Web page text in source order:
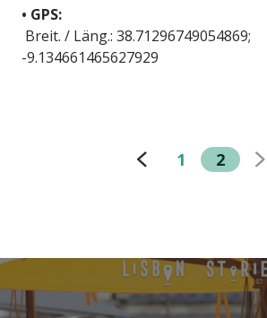
• GPS:
Breit. / Läng.: 38.71296749054869;
-9.134661465627929
1 2